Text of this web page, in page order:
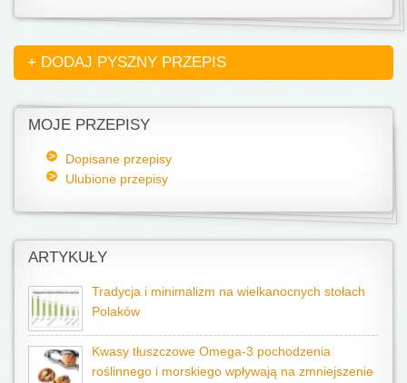
+ DODAJ PYSZNY PRZEPIS
MOJE PRZEPISY
Dopisane przepisy
Ulubione przepisy
ARTYKUŁY
Tradycja i minimalizm na wielkanocnych stołach
Polaków
Kwasy tłuszczowe Omega-3 pochodzenia
roślinnego i morskiego wpływają na zmniejszenie